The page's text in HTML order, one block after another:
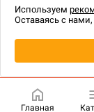
технологии.
Главная
Используем
Оставаясь с